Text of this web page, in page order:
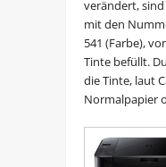
verändert,
mit den
541 (Farbe),
Tinte befüllt.
die Tinte, laut
Normalpapier